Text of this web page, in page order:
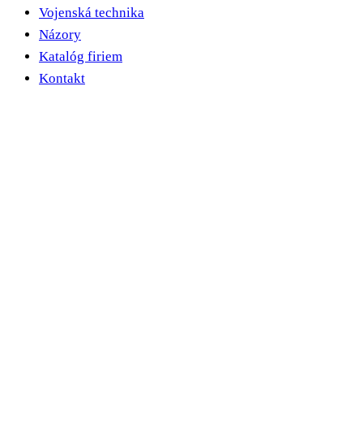
Vojenská technika
Názory
Katalóg firiem
Kontakt